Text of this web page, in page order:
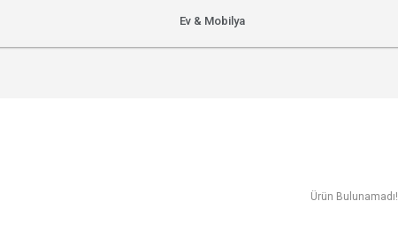
Ev & Mobilya
Ürün Bulunamadı!